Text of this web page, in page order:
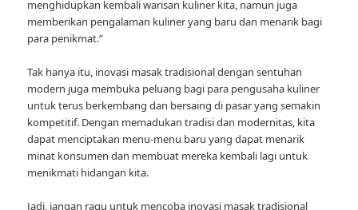
menghidupkan kembali warisan kuliner kita, namun juga
memberikan pengalaman kuliner yang baru dan menarik bagi
para penikmat.”
Tak hanya itu, inovasi masak tradisional dengan sentuhan
modern juga membuka peluang bagi para pengusaha kuliner
untuk terus berkembang dan bersaing di pasar yang semakin
kompetitif. Dengan memadukan tradisi dan modernitas, kita
dapat menciptakan menu-menu baru yang dapat menarik
minat konsumen dan membuat mereka kembali lagi untuk
menikmati hidangan kita.
Jadi, jangan ragu untuk mencoba inovasi masak tradisional